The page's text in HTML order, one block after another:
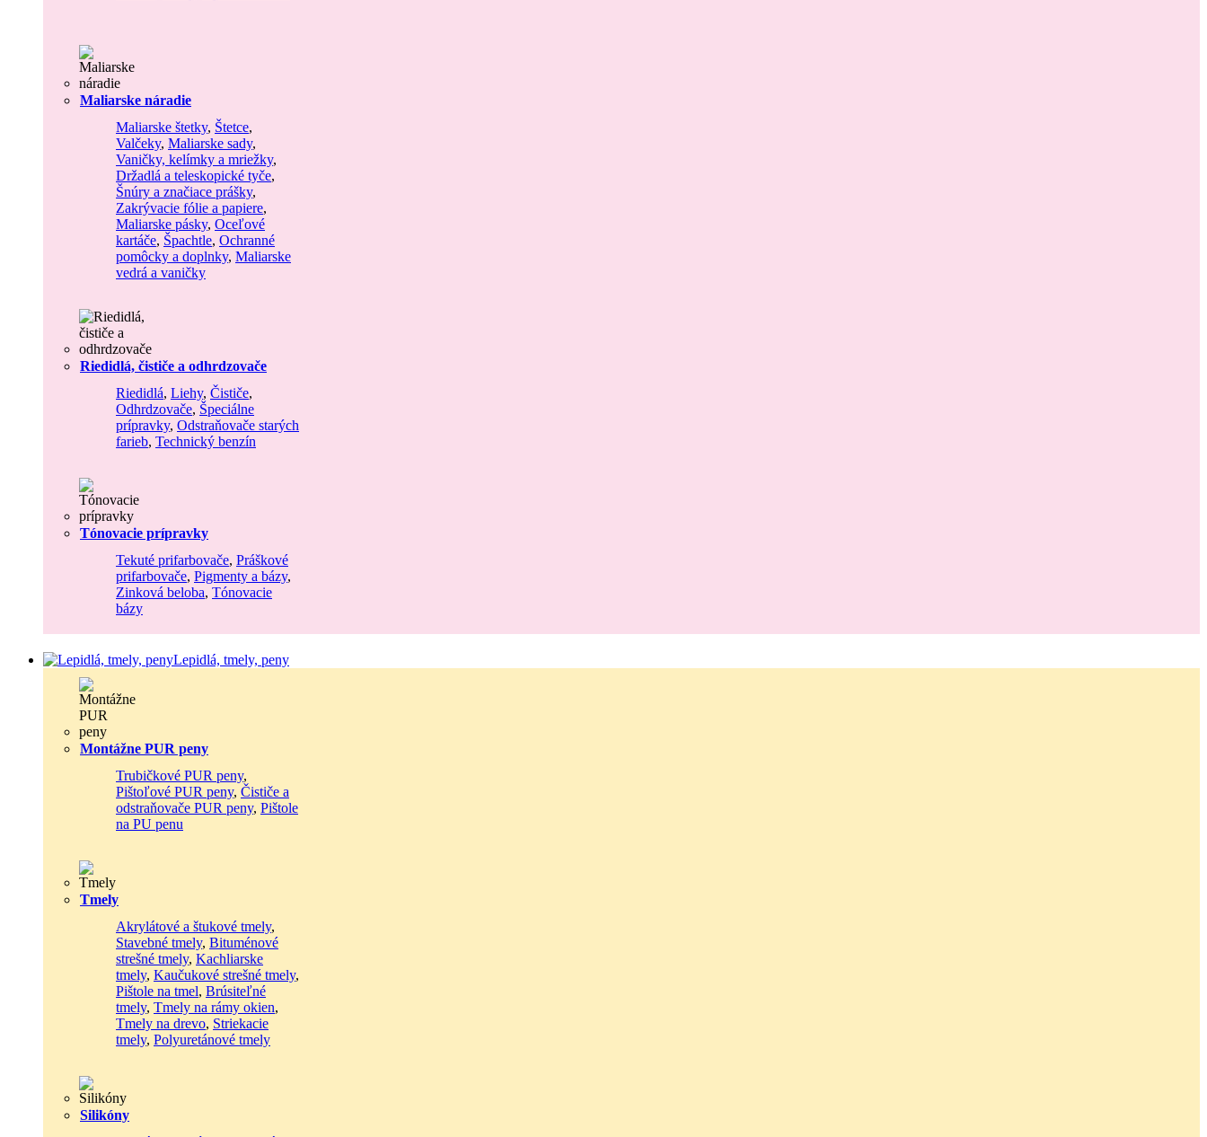
Maliarske náradie
Maliarske štetky, Štetce,
Valčeky, Maliarske sady,
Vaničky, kelímky a mriežky,
Držadlá a teleskopické tyče,
Šnúry a značiace prášky,
Zakrývacie fólie a papiere,
Maliarske pásky, Oceľové
kartáče, Špachtle, Ochranné
pomôcky a doplnky, Maliarske
vedrá a vaničky
Riedidlá, čističe a odhrdzovače
Riedidlá, Liehy, Čističe,
Odhrdzovače, Špeciálne
prípravky, Odstraňovače starých
farieb, Technický benzín
Tónovacie prípravky
Tekuté prifarbovače, Práškové
prifarbovače, Pigmenty a bázy,
Zinková beloba, Tónovacie
bázy
Lepidlá, tmely, peny
Montážne PUR peny
Trubičkové PUR peny,
Pištoľové PUR peny, Čističe a
odstraňovače PUR peny, Pištole
na PU penu
Tmely
Akrylátové a štukové tmely,
Stavebné tmely, Bituménové
strešné tmely, Kachliarske
tmely, Kaučukové strešné tmely,
Pištole na tmel, Brúsiteľné
tmely, Tmely na rámy okien,
Tmely na drevo, Striekacie
tmely, Polyuretánové tmely
Silikóny